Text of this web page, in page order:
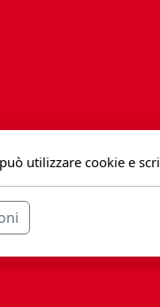
utilizzare cookie e